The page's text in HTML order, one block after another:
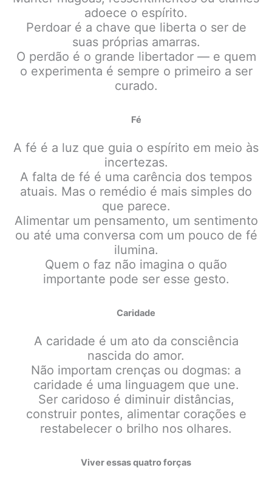
adoece o espírito.
Perdoar é a chave que liberta o ser de
suas próprias amarras.
O perdão é o grande libertador — e quem
o experimenta é sempre o primeiro a ser
curado.
Fé
A fé é a luz que guia o espírito em meio às
incertezas.
A falta de fé é uma carência dos tempos
atuais. Mas o remédio é mais simples do
que parece.
Alimentar um pensamento, um sentimento
ou até uma conversa com um pouco de fé
ilumina.
Quem o faz não imagina o quão
importante pode ser esse gesto.
Caridade
A caridade é um ato da consciência
nascida do amor.
Não importam crenças ou dogmas: a
caridade é uma linguagem que une.
Ser caridoso é diminuir distâncias,
construir pontes, alimentar corações e
restabelecer o brilho nos olhares.
Viver essas quatro forças